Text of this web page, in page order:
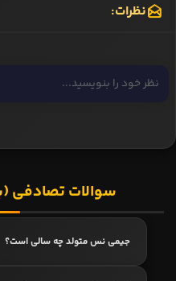
نظرات:
سوالات تصادفی
جیمی نس متولد چه سالی است؟